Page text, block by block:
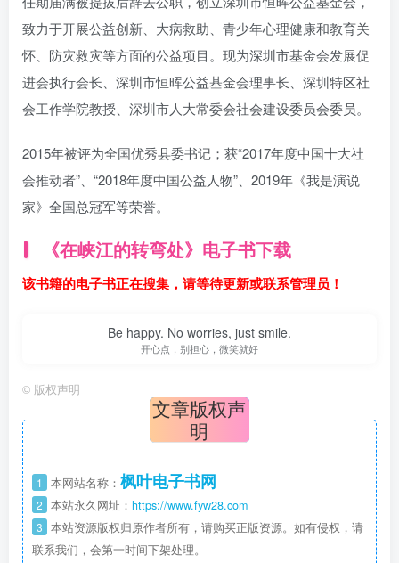
致力于开展公益创新、大病救助、青少年心理健康和教育关
怀、防灾救灾等方面的公益项目。现为深圳市基金会发展促
进会执行会长、深圳市恒晖公益基金会理事长、深圳特区社
会工作学院教授、深圳市人大常委会社会建设委员会委员。
2015年被评为全国优秀县委书记；获“2017年度中国十大社
会推动者”、“2018年度中国公益人物”、2019年《我是演说
家》全国总冠军等荣誉。
《在峡江的转弯处》电子书下载
该书籍的电子书正在搜集，请等待更新或联系管理员！
Be happy. No worries, just smile.
开心点，别担心，微笑就好
© 版权声明
文章版权声
明
1 本网站名称： 枫叶电子书网
2 本站永久网址： https://www.fyw28.com
3 本站资源版权归原作者所有，请购买正版资源。如有侵权，请
联系我们，会第一时间下架处理。